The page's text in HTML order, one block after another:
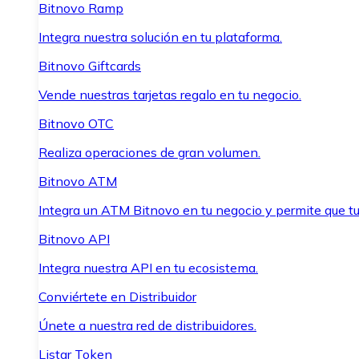
Bitnovo Ramp
Integra nuestra solución en tu plataforma.
Bitnovo Giftcards
Vende nuestras tarjetas regalo en tu negocio.
Bitnovo OTC
Realiza operaciones de gran volumen.
Bitnovo ATM
Integra un ATM Bitnovo en tu negocio y permite que
Bitnovo API
Integra nuestra API en tu ecosistema.
Conviértete en Distribuidor
Únete a nuestra red de distribuidores.
Listar Token